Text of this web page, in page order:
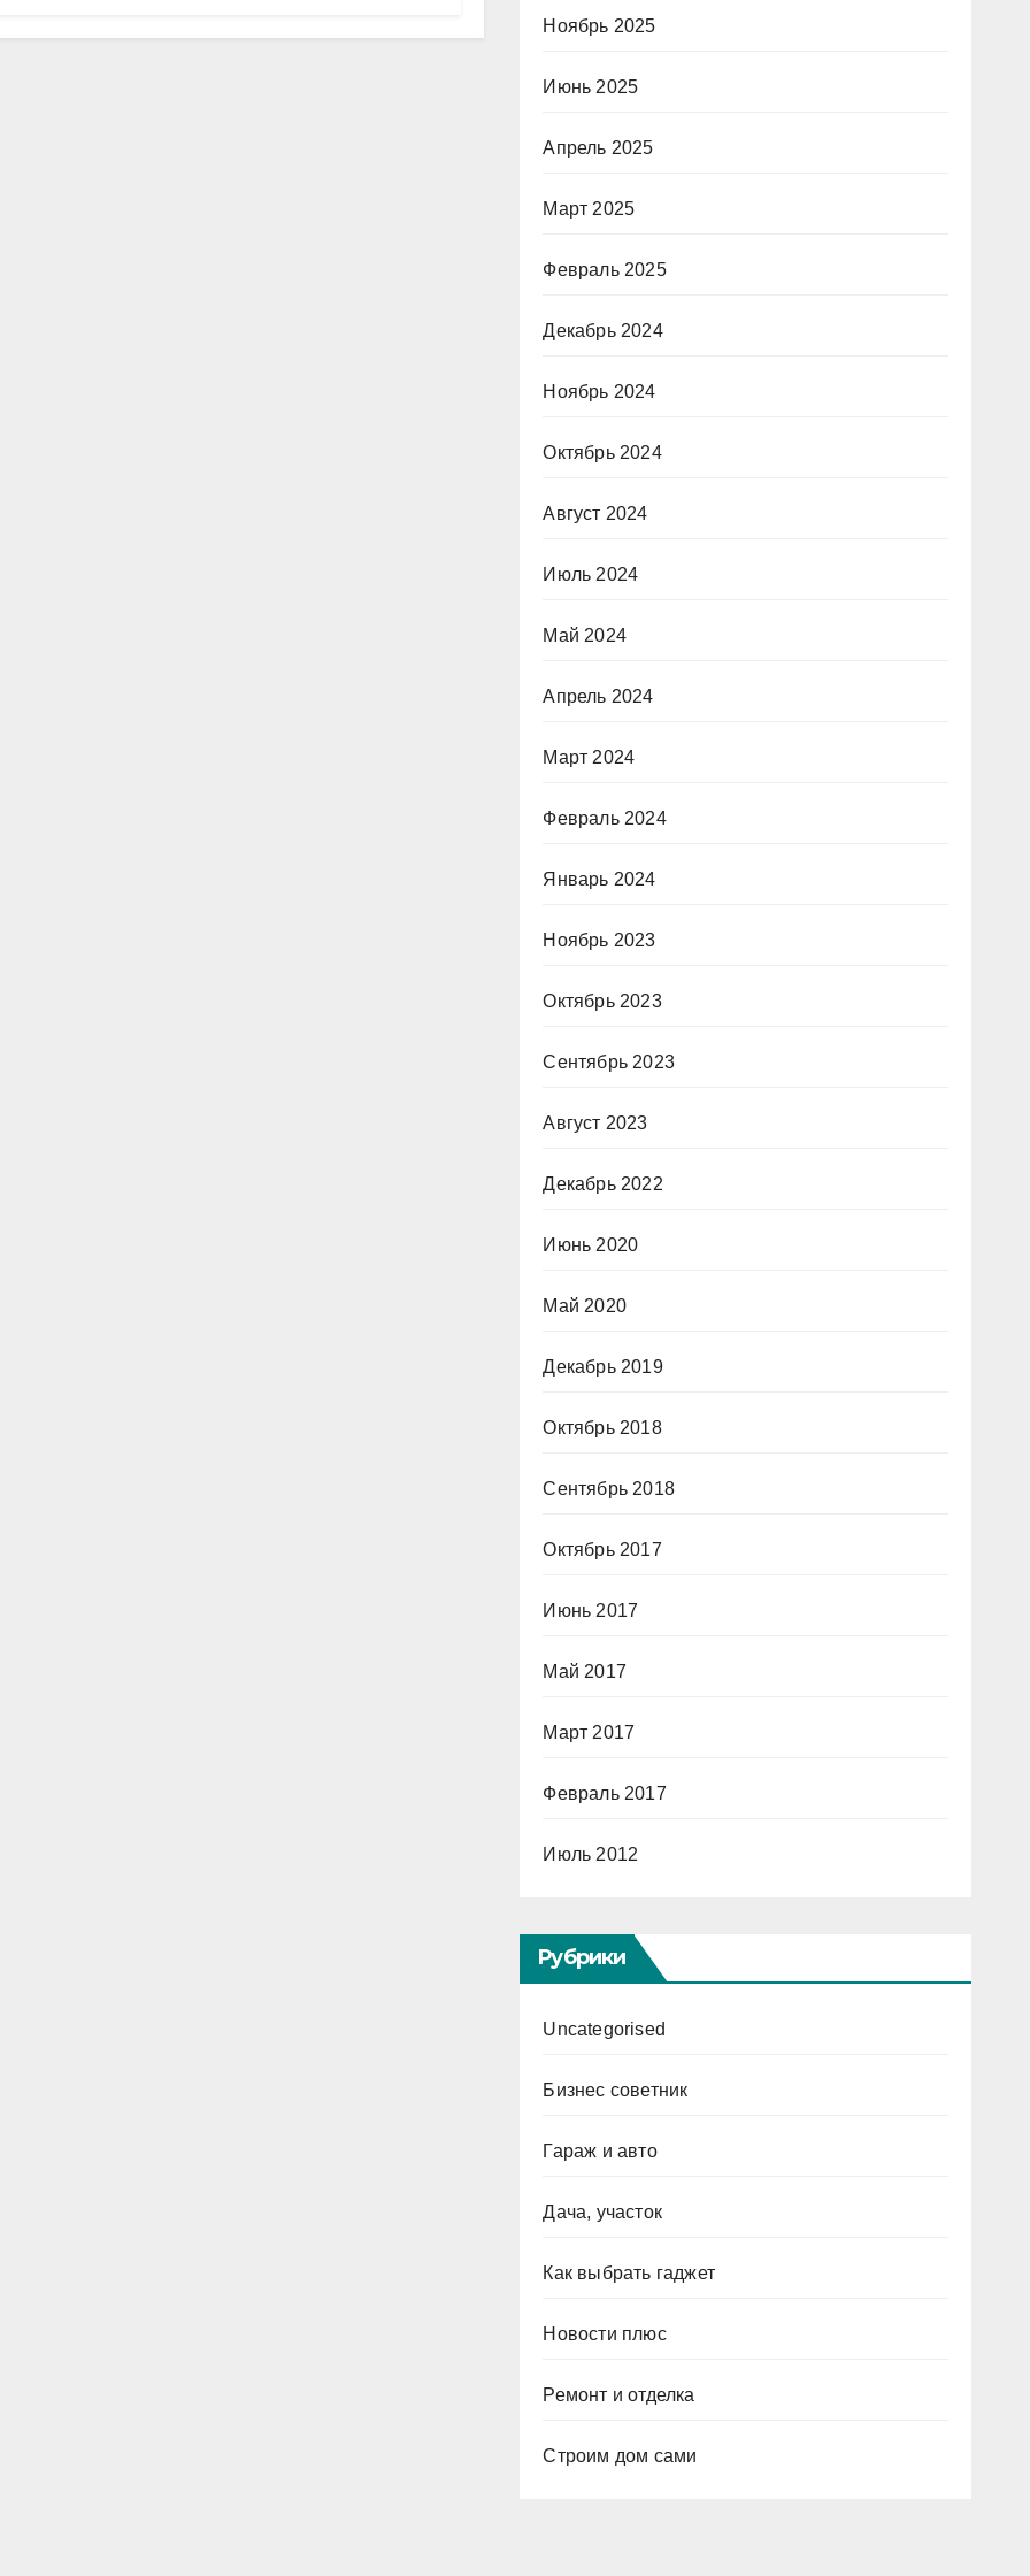
Ноябрь 2025
Июнь 2025
Апрель 2025
Март 2025
Февраль 2025
Декабрь 2024
Ноябрь 2024
Октябрь 2024
Август 2024
Июль 2024
Май 2024
Апрель 2024
Март 2024
Февраль 2024
Январь 2024
Ноябрь 2023
Октябрь 2023
Сентябрь 2023
Август 2023
Декабрь 2022
Июнь 2020
Май 2020
Декабрь 2019
Октябрь 2018
Сентябрь 2018
Октябрь 2017
Июнь 2017
Май 2017
Март 2017
Февраль 2017
Июль 2012
Рубрики
Uncategorised
Бизнес советник
Гараж и авто
Дача, участок
Как выбрать гаджет
Новости плюс
Ремонт и отделка
Строим дом сами